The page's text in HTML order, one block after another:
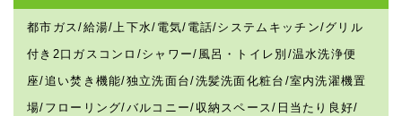
都市ガス/給湯/上下水/電気/電話/システムキッチン/グリル
付き2口ガスコンロ/シャワー/風呂・トイレ別/温水洗浄便
座/追い焚き機能/独立洗面台/洗髪洗面化粧台/室内洗濯機置
場/フローリング/バルコニー/収納スペース/日当たり良好/